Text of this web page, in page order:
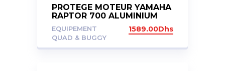
PROTEGE MOTEUR YAMAHA
RAPTOR 700 ALUMINIUM
BLACK
EQUIPEMENT
QUAD & BUGGY
1589.00Dhs